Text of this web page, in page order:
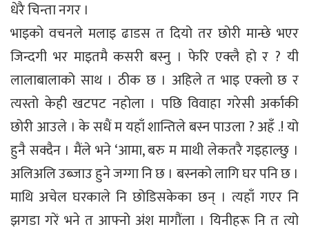
धेरै चिन्ता नगर ।
भाइको वचनले मलाइ ढाडस त दियो तर छोरी मान्छे भएर
जिन्दगी भर माइतमै कसरी बस्नु । फेरि एक्लै हो र ? यी
लालाबालाको साथ । ठीक छ । अहिले त भाइ एक्लो छ र
त्यस्तो केही खटपट नहोला । पछि विवाहा गरेसी अर्काकी
छोरी आउले । के सधैं म यहाँ शान्तिले बस्न पाउला ? अहँ .! यो
हुनै सक्दैन । मैंले भने ‘आमा, बरु म माथी लेकतरै गइहाल्छु ।
अलिअलि उब्जाउ हुने जग्गा नि छ । बस्नको लागि घर पनि छ ।
माथि अचेल घरकाले नि छोडिसकेका छन् । त्यहाँ गएर नि
झगडा गरें भने त आफ्नो अंश मागौंला । यिनीहरू नि त त्यो